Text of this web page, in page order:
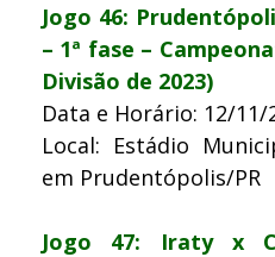
Jogo 46:
– 1ª fase –
Divisão de 2023)
Data e Horário: 12/11/
Local: Estádio
em Prudentópolis/PR
Jogo 47: Iraty x